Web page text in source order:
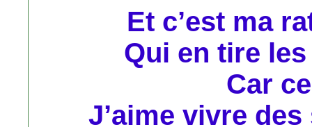
Et c’est ma
Qui en tire
Car
J’aime vivre